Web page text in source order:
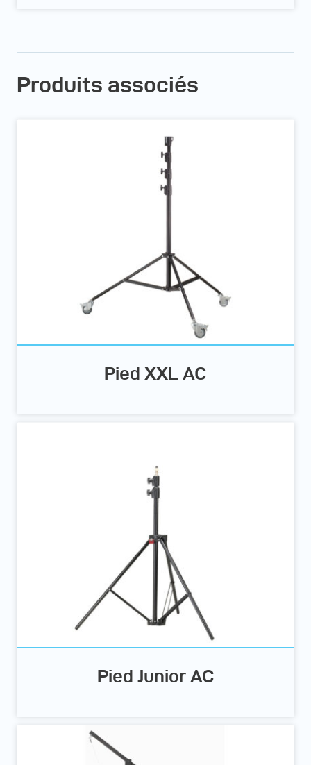
Produits associés
Pied XXL AC
Pied Junior AC